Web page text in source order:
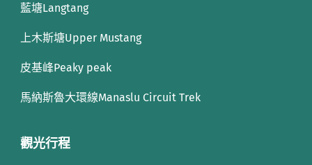
藍塘Langtang
上木斯塘Upper Mustang
皮基峰Peaky peak
馬納斯魯大環線Manaslu Circuit Trek
觀光行程